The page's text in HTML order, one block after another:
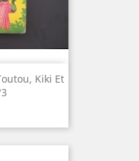
Kiki Et